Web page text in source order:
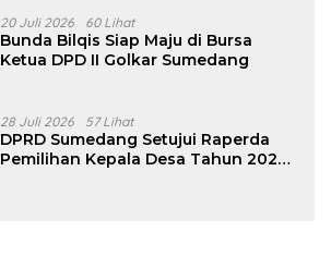
20 Juli 2026 60 Lihat
Bunda Bilqis Siap Maju di Bursa
Ketua DPD II Golkar Sumedang
28 Juli 2026 57 Lihat
DPRD Sumedang Setujui Raperda
Pemilihan Kepala Desa Tahun 2026